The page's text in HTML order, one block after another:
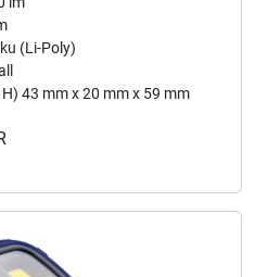
(Li-Poly)
H) 43 mm x 20 mm x 59 mm